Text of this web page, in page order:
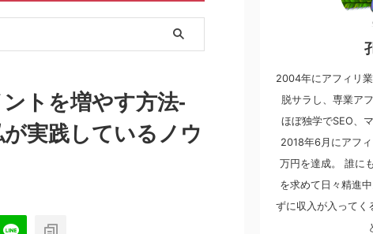
トを増やす方法-
実践しているノウ
2004年にアフィリ
脱サラし、専業ア
ほぼ独学でSEO、
2018年6月にアフ
万円を達成。 誰に
を求めて日々精進
ずに収入が入ってく